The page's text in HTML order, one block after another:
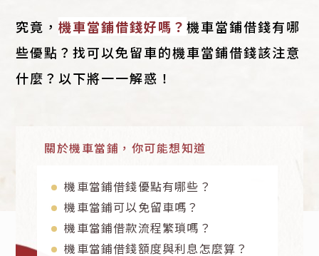
究竟，機車當鋪借錢好嗎？機車當鋪借錢有哪
些優點？找可以免留車的機車當鋪借錢該注意
什麼？以下將一一解惑！
關於機車當鋪，你可能想知道
機車當鋪借錢優點有哪些？
機車當鋪可以免留車嗎？
機車當鋪借款流程繁瑣嗎？
機車當鋪借錢額度與利息怎麼算？